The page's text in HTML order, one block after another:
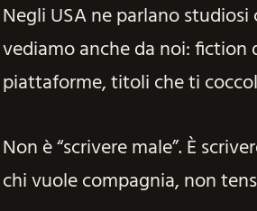
Negli USA ne parlano
vediamo anche da noi: fiction
piattaforme, titoli che ti
Non è “scrivere male”. È
chi vuole compagnia, non